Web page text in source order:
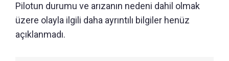
Pilotun durumu ve arızanın nedeni dahil olmak
üzere olayla ilgili daha ayrıntılı bilgiler henüz
açıklanmadı.